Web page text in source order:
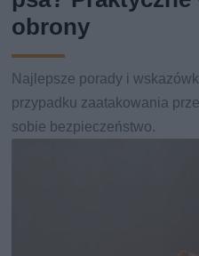
obrony
Najlepsze porady i
przypadku zaatakowania
sobie bezpieczeństwo.